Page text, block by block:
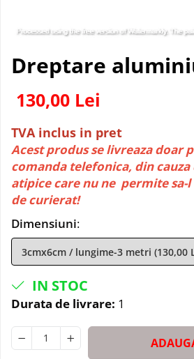
Dreptare
130,00 Lei
TVA inclus in pret
Acest produs se livreaza doar
comanda telefonica, din
atipice care nu ne permite
de curierat!
Dimensiuni:
IN STOC
Durata de livrare: 1